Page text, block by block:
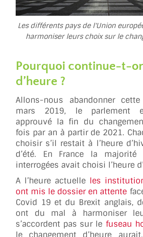
Les différents pays de l'Union
harmoniser leurs choix sur le
Pourquoi continue-t-
d’heure ?
Allons-nous abandonner
mars 2019, le parlement
approuvé la fin du
fois par an à partir de 2021.
choisir s’il restait à l’heure
d’été. En France la majorité
interrogées avait choisi l’heure
A l’heure actuelle les
ont mis le dossier en attente
Covid 19 et du Brexit anglais,
ont du mal à harmoniser
s’accordent pas sur le fuseau
le changement d’heure